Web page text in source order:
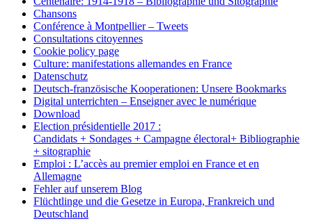
Chansons
Conférence à Montpellier – Tweets
Consultations citoyennes
Cookie policy page
Culture: manifestations allemandes en France
Datenschutz
Deutsch-französische Kooperationen: Unsere Bookmarks
Digital unterrichten – Enseigner avec le numérique
Download
Election présidentielle 2017 :
Candidats + Sondages + Campagne électoral+ Bibliographie
+ sitographie
Emploi : L’accès au premier emploi en France et en
Allemagne
Fehler auf unserem Blog
Flüchtlinge und die Gesetze in Europa, Frankreich und
Deutschland